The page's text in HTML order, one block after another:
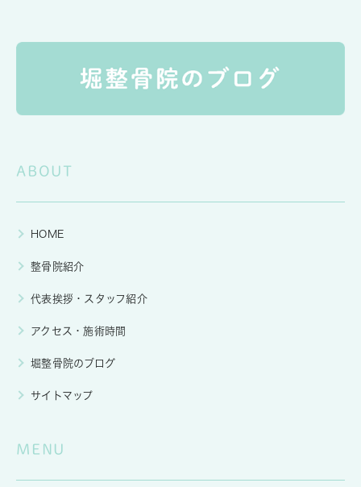
ABOUT
HOME
整骨院紹介
代表挨拶・スタッフ紹介
アクセス・施術時間
堀整骨院のブログ
サイトマップ
MENU